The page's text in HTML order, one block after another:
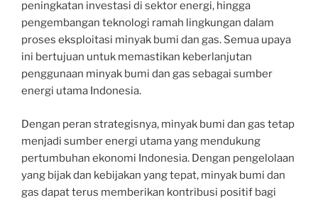
peningkatan investasi di sektor energi, hingga
pengembangan teknologi ramah lingkungan dalam
proses eksploitasi minyak bumi dan gas. Semua upaya
ini bertujuan untuk memastikan keberlanjutan
penggunaan minyak bumi dan gas sebagai sumber
energi utama Indonesia.
Dengan peran strategisnya, minyak bumi dan gas tetap
menjadi sumber energi utama yang mendukung
pertumbuhan ekonomi Indonesia. Dengan pengelolaan
yang bijak dan kebijakan yang tepat, minyak bumi dan
gas dapat terus memberikan kontribusi positif bagi